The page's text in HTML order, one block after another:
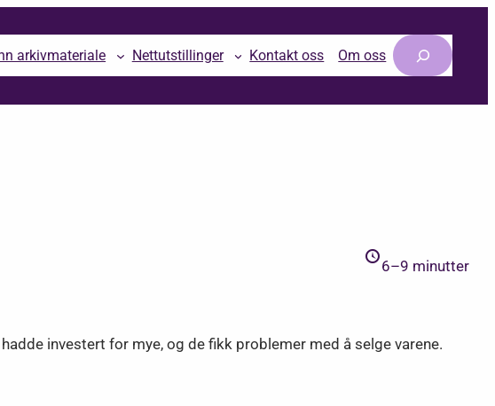
arkivmateriale Nettutstillinger Kontakt oss Om oss
Søk
6–9 minutter
investert for mye, og de fikk problemer med å selge varene.